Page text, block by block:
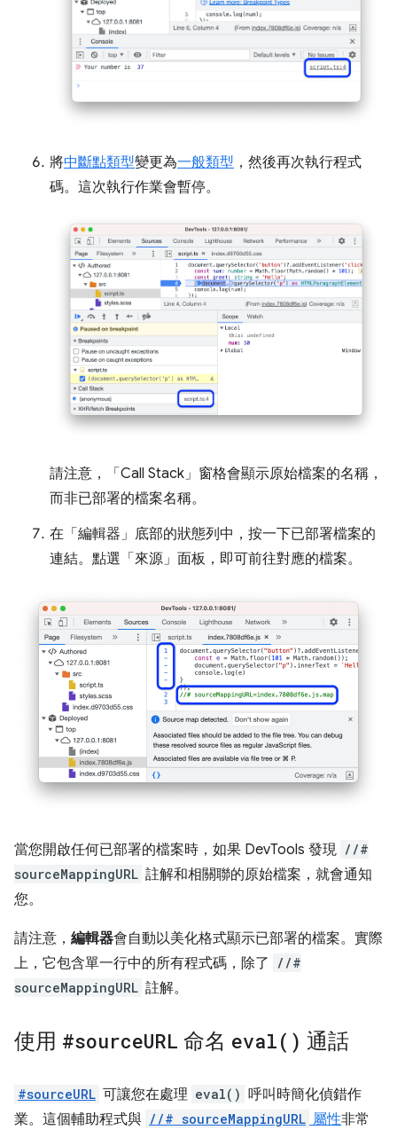
將中斷點類型變更為一般類型 ，然後再次執行程式
碼。這次執行作業會暫停。
請注意，「Call Stack」 窗格會顯示原始檔案的名稱，
而非已部署的檔案名稱。
在「編輯器」 底部的狀態列中，按一下已部署檔案的
連結。點選「來源」 面板，即可前往對應的檔案。
當您開啟任何已部署的檔案時，如果 DevTools 發現 //#
sourceMappingURL 註解和相關聯的原始檔案，就會通知
您。
請注意， 編輯器會自動以美化格式顯示已部署的檔案。實際
上，它包含單一行中的所有程式碼，除了
//#
sourceMappingURL 註解。
使用 #sourceURL 命名 eval( ) 通話
#sourceURL 可讓您在處理 eval() 呼叫時簡化偵錯作
業。這個輔助程式與 //# sourceMappingURL 屬性非常